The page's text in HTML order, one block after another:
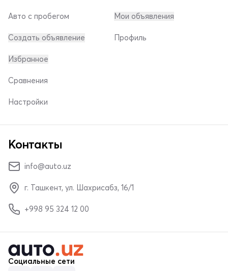
Авто с пробегом
Создать объявление
Мои объявления
Профиль
Избранное
Сравнения
Настройки
Контакты
info@auto.uz
г. Ташкент, ул. Шахрисабз, 16/1
+998 95 324 12 00
Социальные сети